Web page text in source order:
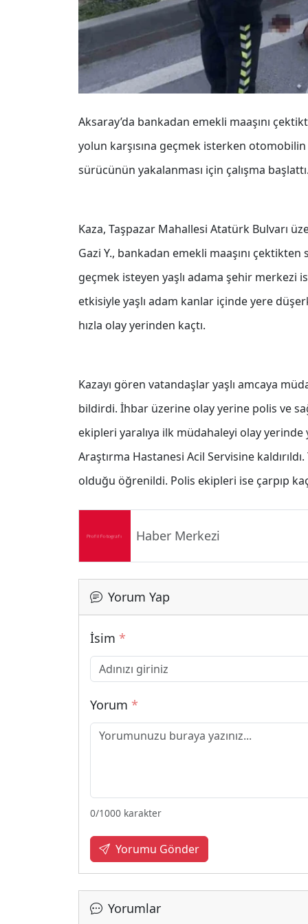
Aksaray’da bankadan emekli maaşını
yolun karşısına geçmek isterken
sürücünün yakalanması için çalışma başlattı.
Kaza, Taşpazar Mahallesi Atatürk Bulvarı
Gazi Y., bankadan emekli maaşını
geçmek isteyen yaşlı adama şehir merkezi
etkisiyle yaşlı adam kanlar içinde yere
hızla olay yerinden kaçtı.
Kazayı gören vatandaşlar yaşlı amcaya
bildirdi. İhbar üzerine olay yerine polis ve
ekipleri yaralıya ilk müdahaleyi olay yerinde
Araştırma Hastanesi Acil Servisine
olduğu öğrenildi. Polis ekipleri ise çarpıp
Haber Merkezi
Yorum Yap
İsim *
Yorum *
0/1000 karakter
Yorumu Gönder
Yorumlar